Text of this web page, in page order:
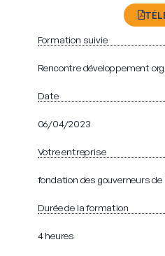
Formation suivie
Rencontre développement
Date
06/04/2023
Votre entreprise
fondation des gouverneurs de
Durée de la formation
4 heures